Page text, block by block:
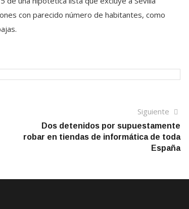
con parecido número de habitantes, como
Siguiente
Dos detenidos por supuestamente
robar en tiendas de informática de toda
España